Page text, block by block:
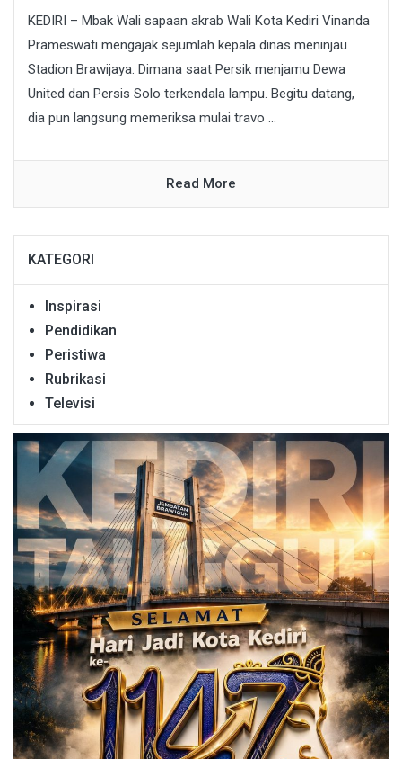
KEDIRI – Mbak Wali sapaan akrab Wali Kota Kediri Vinanda
Prameswati mengajak sejumlah kepala dinas meninjau
Stadion Brawijaya. Dimana saat Persik menjamu Dewa
United dan Persis Solo terkendala lampu. Begitu datang,
dia pun langsung memeriksa mulai travo ...
Read More
KATEGORI
Inspirasi
Pendidikan
Peristiwa
Rubrikasi
Televisi